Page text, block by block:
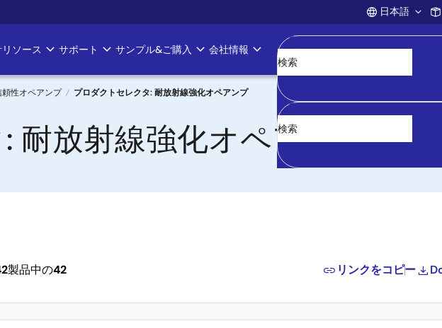
日本語
ソース サポート サンプル&ご購入 会社情報
消去
頼性オペアンプ プロダクトセレクタ: 耐放射線強化オペアンプ
耐放射線強化オペアンプ
製品中の42 リンクをコピー